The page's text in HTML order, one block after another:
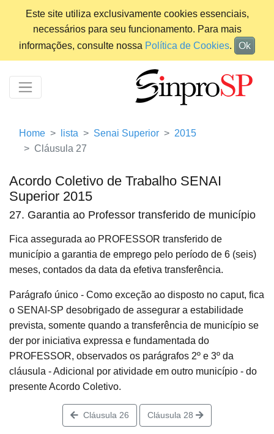
Este site utiliza exclusivamente cookies essenciais,
necessários para seu funcionamento. Para mais
informações, consulte nossa Política de Cookies. Ok
Home lista Senai Superior
2015
Cláusula 27
Acordo Coletivo de Trabalho SENAI
Superior 2015
27. Garantia ao Professor transferido de município
Fica assegurada ao PROFESSOR transferido de
município a garantia de emprego pelo período de 6 (seis)
meses, contados da data da efetiva transferência.
Parágrafo único - Como exceção ao disposto no caput, fica
o SENAI-SP desobrigado de assegurar a estabilidade
prevista, somente quando a transferência de município se
der por iniciativa expressa e fundamentada do
PROFESSOR, observados os parágrafos 2º e 3º da
cláusula - Adicional por atividade em outro município - do
presente Acordo Coletivo.
Cláusula 26 Cláusula 28